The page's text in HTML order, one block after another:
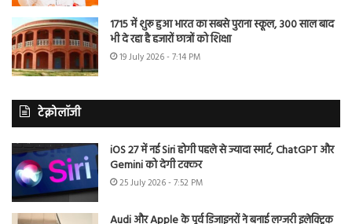
1715 में शुरू हुआ भारत का सबसे पुराना स्कूल, 300 साल बाद
भी दे रहा है हजारों छात्रों को शिक्षा
19 July 2026 - 7:14 PM
टेक्नोलॉजी
iOS 27 में नई Siri होगी पहले से ज्यादा स्मार्ट, ChatGPT और
Gemini को देगी टक्कर
25 July 2026 - 7:52 PM
Audi और Apple के पूर्व डिजाइनरों ने बनाई लग्जरी इलेक्ट्रिक